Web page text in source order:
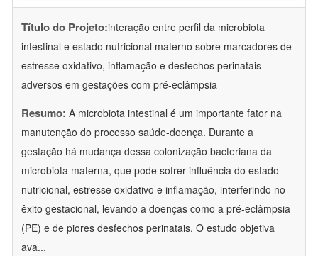
Título do Projeto:interação entre perfil da microbiota
intestinal e estado nutricional materno sobre marcadores de
estresse oxidativo, inflamação e desfechos perinatais
adversos em gestações com pré-eclâmpsia
Resumo: A microbiota intestinal é um importante fator na
manutenção do processo saúde-doença. Durante a
gestação há mudança dessa colonização bacteriana da
microbiota materna, que pode sofrer influência do estado
nutricional, estresse oxidativo e inflamação, interferindo no
êxito gestacional, levando a doenças como a pré-eclâmpsia
(PE) e de piores desfechos perinatais. O estudo objetiva
ava...